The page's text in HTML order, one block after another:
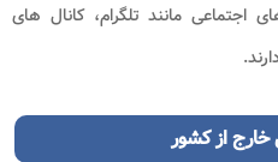
اجتماعی مانند تلگرام، کانال های
خارج از کشور​